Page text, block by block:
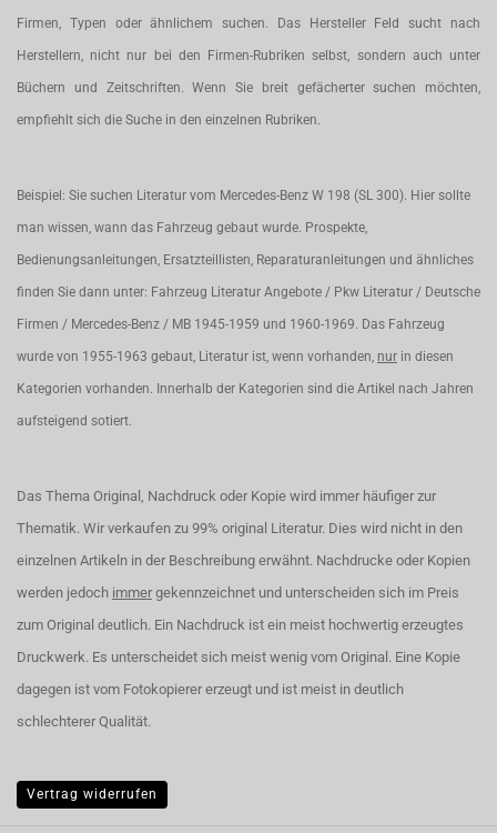
Firmen, Typen oder ähnlichem suchen. Das Hersteller Feld sucht nach
Herstellern, nicht nur bei den Firmen-Rubriken selbst, sondern auch unter
Büchern und Zeitschriften. Wenn Sie breit gefächerter suchen möchten,
empfiehlt sich die Suche in den einzelnen Rubriken.
Beispiel: Sie suchen Literatur vom Mercedes-Benz W 198 (SL 300). Hier sollte
man wissen, wann das Fahrzeug gebaut wurde. Prospekte,
Bedienungsanleitungen, Ersatzteillisten, Reparaturanleitungen und ähnliches
finden Sie dann unter: Fahrzeug Literatur Angebote / Pkw Literatur / Deutsche
Firmen / Mercedes-Benz / MB 1945-1959 und 1960-1969. Das Fahrzeug
wurde von 1955-1963 gebaut, Literatur ist, wenn vorhanden, nur in diesen
Kategorien vorhanden. Innerhalb der Kategorien sind die Artikel nach Jahren
aufsteigend sotiert.
Das Thema Original, Nachdruck oder Kopie wird immer häufiger zur
Thematik. Wir verkaufen zu 99% original Literatur. Dies wird nicht in den
einzelnen Artikeln in der Beschreibung erwähnt. Nachdrucke oder Kopien
werden jedoch immer gekennzeichnet und unterscheiden sich im Preis
zum Original deutlich. Ein Nachdruck ist ein meist hochwertig erzeugtes
Druckwerk. Es unterscheidet sich meist wenig vom Original. Eine Kopie
dagegen ist vom Fotokopierer erzeugt und ist meist in deutlich
schlechterer Qualität.
Vertrag widerrufen